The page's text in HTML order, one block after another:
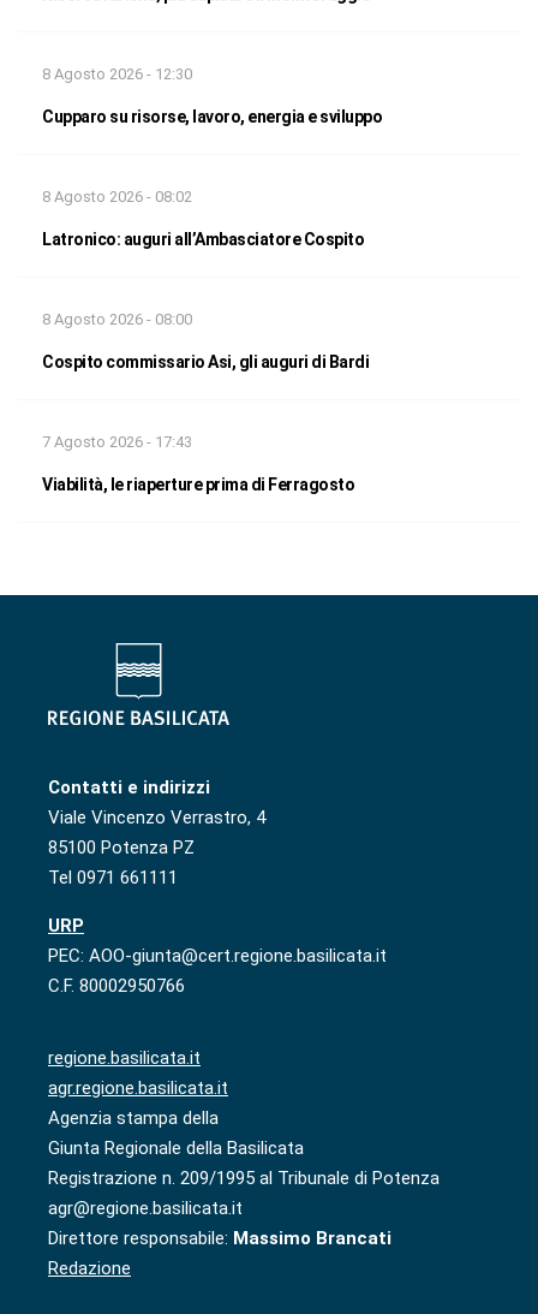
8 Agosto 2026 - 12:30
Cupparo su risorse, lavoro, energia e sviluppo
8 Agosto 2026 - 08:02
Latronico: auguri all’Ambasciatore Cospito
8 Agosto 2026 - 08:00
Cospito commissario Asi, gli auguri di Bardi
7 Agosto 2026 - 17:43
Viabilità, le riaperture prima di Ferragosto
Contatti e indirizzi
Viale Vincenzo Verrastro, 4
85100 Potenza PZ
Tel 0971 661111
URP
PEC: AOO-giunta@cert.regione.basilicata.it
C.F. 80002950766
regione.basilicata.it
agr.regione.basilicata.it
Agenzia stampa della
Giunta Regionale della Basilicata
Registrazione n. 209/1995 al Tribunale di Potenza
agr@regione.basilicata.it
Direttore responsabile: Massimo Brancati
Redazione